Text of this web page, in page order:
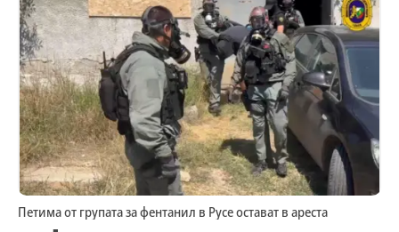
Петима от групата за фентанил в Русе остават в ареста